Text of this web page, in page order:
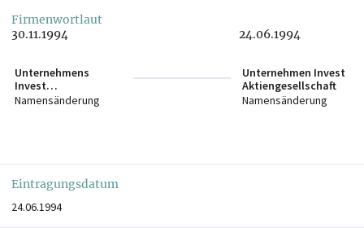
Firmenwortlaut
30.11.1994
Unternehmens
Invest
Aktiengesellschaft
Namensänderung
24.06.1994
Unternehmen Invest
Aktiengesellschaft
Namensänderung
Eintragungsdatum
24.06.1994